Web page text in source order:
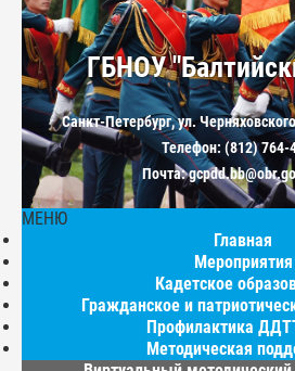
ГБНОУ
Санкт-Петербург, ул.
Телефон: (812) 764-
Почта:
МЕНЮ
Главная
Мероприятия
Кадетское
Гражданское и
Профилактика
Методическая